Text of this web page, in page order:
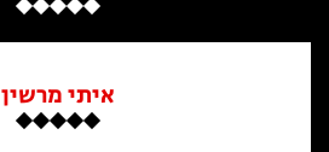
איתי מרשין